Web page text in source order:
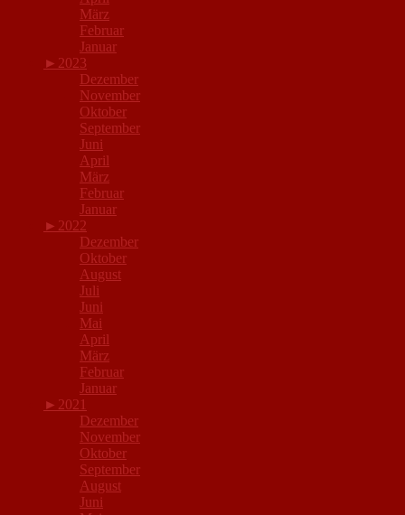
März
Februar
Januar
► 2023
Dezember
November
Oktober
September
Juni
April
März
Februar
Januar
► 2022
Dezember
Oktober
August
Juli
Juni
Mai
April
März
Februar
Januar
► 2021
Dezember
November
Oktober
September
August
Juni